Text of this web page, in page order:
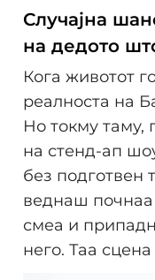
Случајна
на дедото
Кога животот
реалноста на
Но токму таму,
на стенд-ап
без подготвен
веднаш почнаа
смеа и
него. Таа сцена